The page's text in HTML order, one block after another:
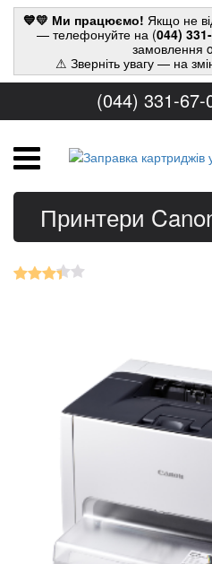
💙💛 Ми працюємо! Якщо не
— телефонуйте на (044)
замовлення
⚠ Зверніть увагу — на
(044) 331-67-
Принтери